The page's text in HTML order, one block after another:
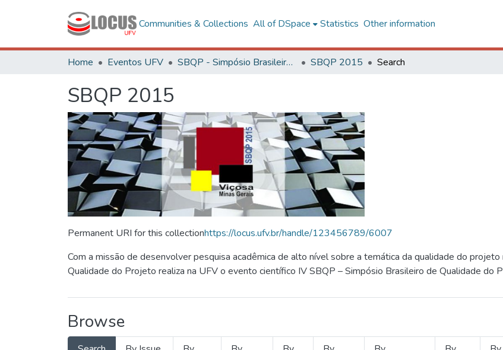
Communities & Collections All of DSpace Statistics Other information
Home Eventos UFV SBQP - Simpósio Brasileiro de Qualidade do Projeto no Ambiente Construído SBQP 2015 Search
SBQP 2015
Permanent URI for this collectionhttps://locus.ufv.br/handle/123456789/6007
Com a missão de desenvolver pesquisa acadêmica de alto nível sobre a temática da qualidade do
Qualidade do Projeto realiza na UFV o evento científico IV SBQP – Simpósio Brasileiro de Qualidade do
Browse